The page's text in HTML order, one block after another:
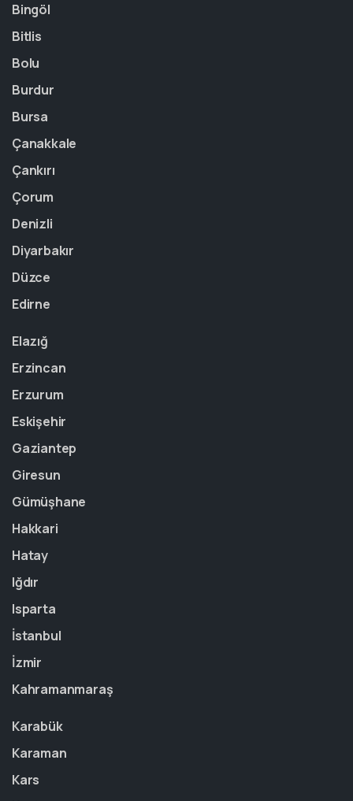
Bingöl
Bitlis
Bolu
Burdur
Bursa
Çanakkale
Çankırı
Çorum
Denizli
Diyarbakır
Düzce
Edirne
Elazığ
Erzincan
Erzurum
Eskişehir
Gaziantep
Giresun
Gümüşhane
Hakkari
Hatay
Iğdır
Isparta
İstanbul
İzmir
Kahramanmaraş
Karabük
Karaman
Kars